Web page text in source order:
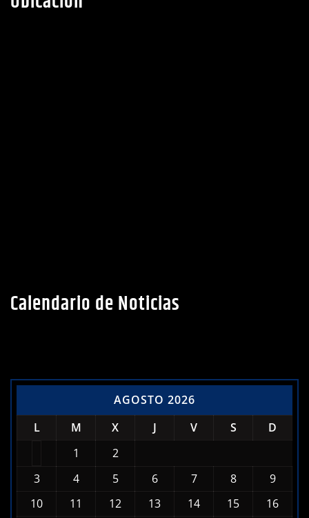
Calendario de Noticias
AGOSTO 2026
L
M X J V S
D
1
2
3
4 5 6 7 8
9
10
11 12 13 14 15
16